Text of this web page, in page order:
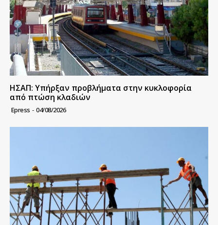
ΗΣΑΠ: Υπήρξαν προβλήματα στην κυκλοφορία
από πτώση κλαδιών
Epress - 04/08/2026